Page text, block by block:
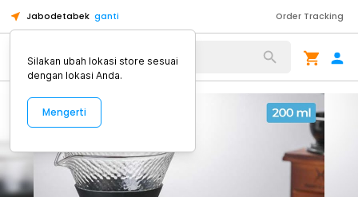
Jabodetabek ganti Order Tracking
Alat Kopi
Silakan ubah lokasi store sesuai
dengan lokasi Anda.
Mengerti